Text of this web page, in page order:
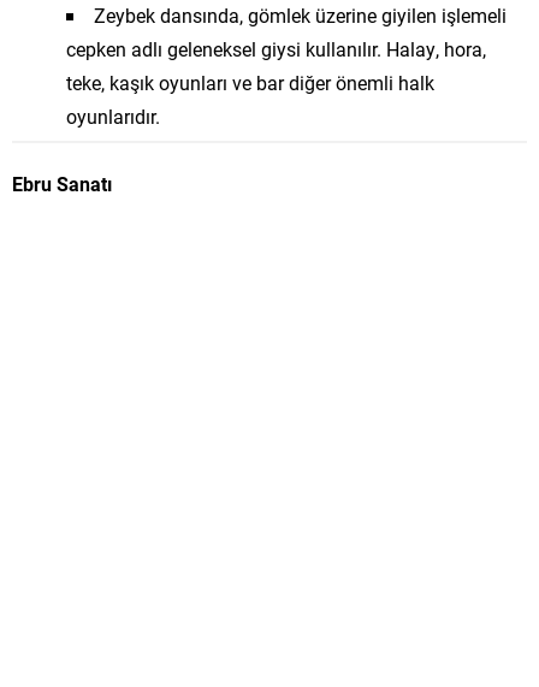
Zeybek dansında, gömlek üzerine giyilen işlemeli
cepken adlı geleneksel giysi kullanılır. Halay, hora,
teke, kaşık oyunları ve bar diğer önemli halk
oyunlarıdır.
Ebru Sanatı